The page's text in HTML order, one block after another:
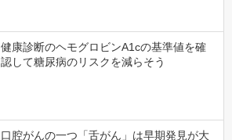
健康診断のヘモグロビンA1cの基準値を確
認して糖尿病のリスクを減らそう
口腔がんの一つ「舌がん」は早期発見が大